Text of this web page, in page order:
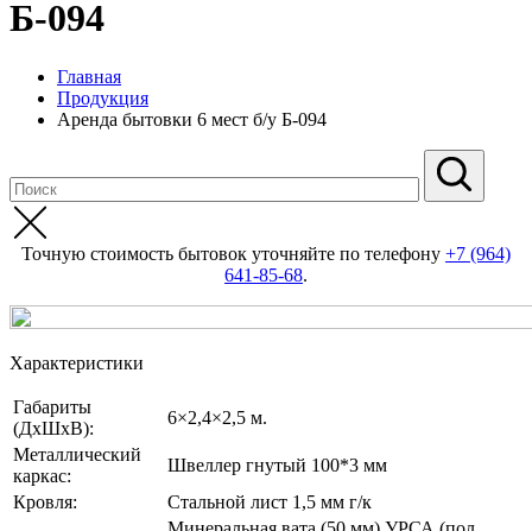
Б-094
Главная
Продукция
Аренда бытовки 6 мест б/у Б-094
Точную стоимость бытовок уточняйте по телефону +7 (964)
641-85-68.
Характеристики
Габариты
(ДхШхВ):
6×2,4×2,5 м.
Металлический
каркас:
Швеллер гнутый 100*3 мм
Кровля:
Стальной лист 1,5 мм г/к